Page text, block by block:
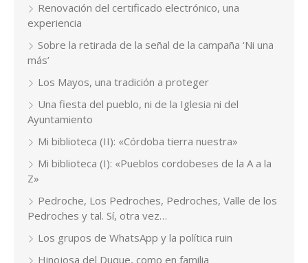
Renovación del certificado electrónico, una
experiencia
Sobre la retirada de la señal de la campaña ‘Ni una
más’
Los Mayos, una tradición a proteger
Una fiesta del pueblo, ni de la Iglesia ni del
Ayuntamiento
Mi biblioteca (II): «Córdoba tierra nuestra»
Mi biblioteca (I): «Pueblos cordobeses de la A a la
Z»
Pedroche, Los Pedroches, Pedroches, Valle de los
Pedroches y tal. Sí, otra vez…
Los grupos de WhatsApp y la política ruin
Hinojosa del Duque, como en familia